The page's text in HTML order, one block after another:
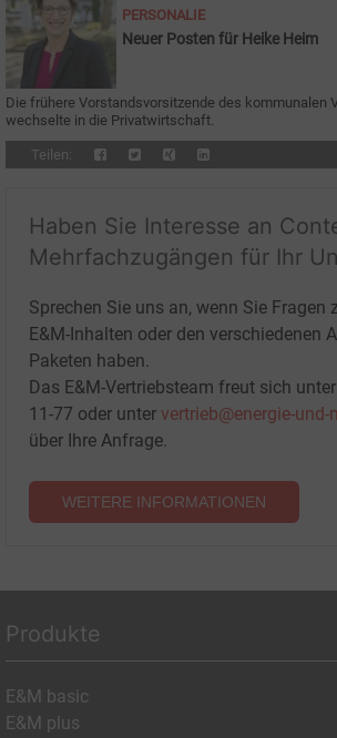
PERSONALIE
Neuer Posten für Heike Heim
Die frühere Vorstandsvorsitzende des kommunalen
wechselte in die Privatwirtschaft.
Teilen:
Haben Sie Interesse an
Mehrfachzugängen für Ihr
Sprechen Sie uns an, wenn Sie Fragen
E&M-Inhalten oder den verschiedenen
Paketen haben.
Das E&M-Vertriebsteam freut sich
11-77 oder unter vertrieb@energie-
über Ihre Anfrage.
WEITERE INFORMATIONEN
Produkte
E&M basic
E&M plus